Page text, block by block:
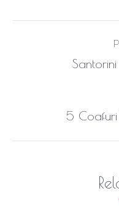
navigation
5 Coafuri